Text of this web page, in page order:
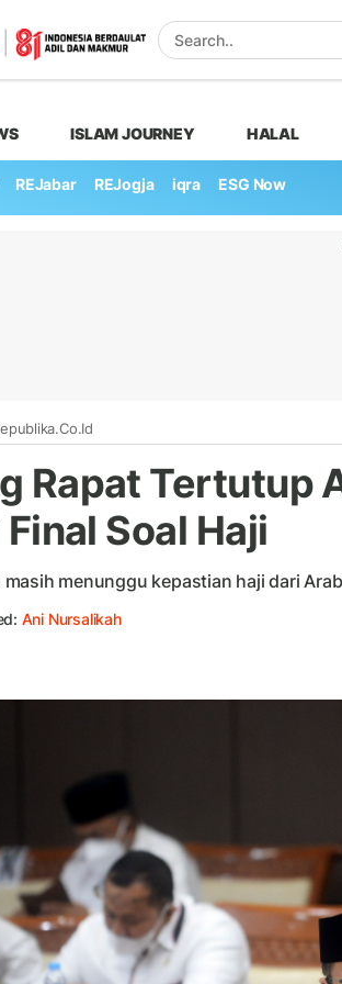
ISLAM JOURNEY HALAL
REJabar REJogja iqra ESG Now
Rapat Tertutup
Soal Haji
menunggu kepastian haji dari
Ani Nursalikah